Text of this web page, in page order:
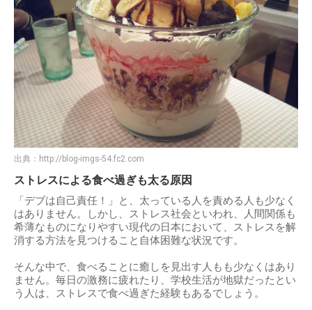
出典： http://blog-imgs-54.fc2.com
ストレスによる食べ過ぎも太る原因
「デブは自己責任！」と、太っている人を責める人も少なく
はありません。しかし、ストレス社会といわれ、人間関係も
希薄なものになりやすい現代の日本において、ストレスを解
消する方法を見つけること自体困難な状況です。
そんな中で、食べることに癒しを見出す人もも少なくはあり
ません。毎日の激務に疲れたり、学校生活が地獄だったとい
う人は、ストレスで食べ過ぎた経験もあるでしょう。